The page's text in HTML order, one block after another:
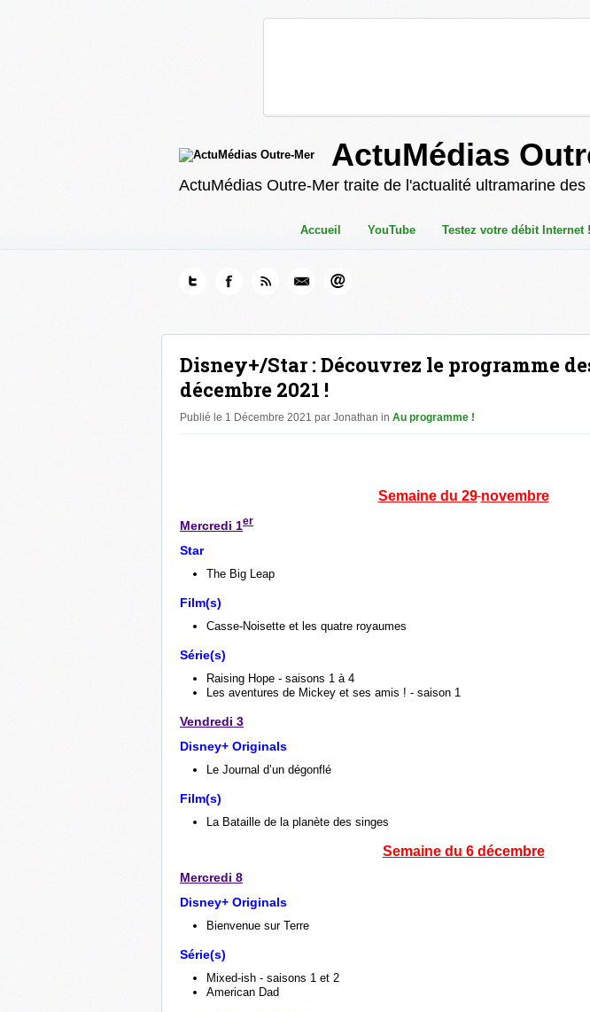
ActuMédias
ActuMédias Outre-Mer traite de l'actualité ultramarine
Accueil YouTube Testez votre débit Internet !
Disney+/Star : Découvrez le programme
décembre 2021 !
Publié le 1 Décembre 2021 par Jonathan in Au programme !
Semaine du 29 novembre
Mercredi 1er
Star
The Big Leap
Film(s)
Casse-Noisette et les quatre royaumes
Série(s)
Raising Hope - saisons 1 à 4
Les aventures de Mickey et ses amis ! - saison 1
Vendredi 3
Disney+ Originals
Le Journal d’un dégonflé
Film(s)
La Bataille de la planète des singes
Semaine du 6 décembre
Mercredi 8
Disney+ Originals
Bienvenue sur Terre
Série(s)
Mixed-ish - saisons 1 et 2
American Dad